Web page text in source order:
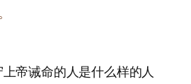
帝诫命的人是什么样的人